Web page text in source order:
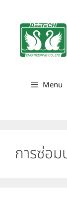
content
Menu
การซ่อม